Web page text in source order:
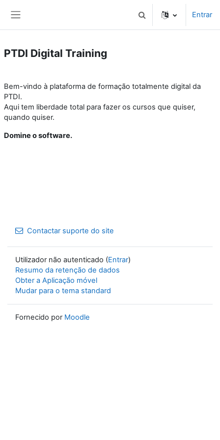
Alternar a entrada da
Entrar
PTDI Digital Training
Bem-vindo à plataforma de formação totalmente digital da
PTDI.
Aqui tem liberdade total para fazer os cursos que quiser,
quando quiser.
Domine o software.
Contactar suporte do site
Utilizador não autenticado (Entrar)
Resumo da retenção de dados
Obter a Aplicação móvel
Mudar para o tema standard
Fornecido por Moodle